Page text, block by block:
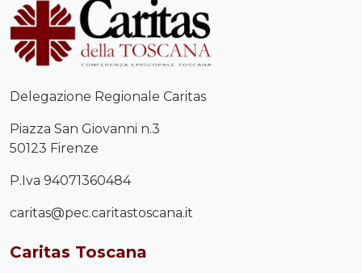
Delegazione Regionale Caritas
Piazza San Giovanni n.3
50123 Firenze
P.Iva 94071360484
caritas@pec.caritastoscana.it
Caritas Toscana